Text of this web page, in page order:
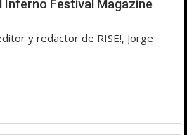
Inferno Festival Magazine
y redactor de RISE!, Jorge